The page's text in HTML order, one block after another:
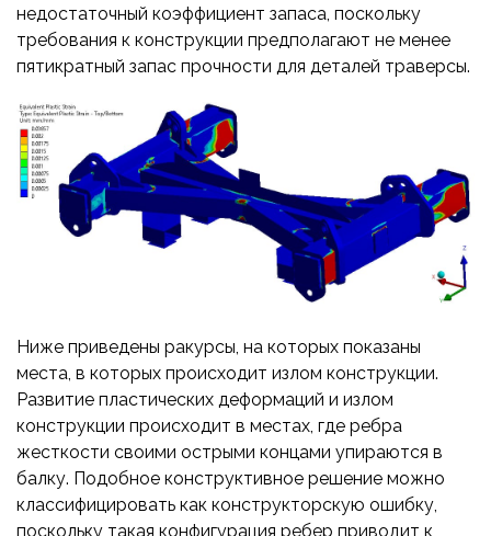
недостаточный коэффициент запаса, поскольку
требования к конструкции предполагают не менее
пятикратный запас прочности для деталей траверсы.
Ниже приведены ракурсы, на которых показаны
места, в которых происходит излом конструкции.
Развитие пластических деформаций и излом
конструкции происходит в местах, где ребра
жесткости своими острыми концами упираются в
балку. Подобное конструктивное решение можно
классифицировать как конструкторскую ошибку,
поскольку такая конфигурация ребер приводит к